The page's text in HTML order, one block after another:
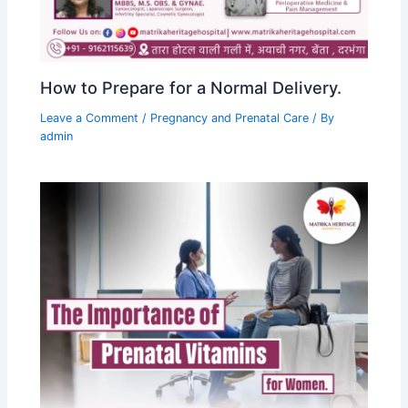
How to Prepare for a Normal Delivery.
Leave a Comment / Pregnancy and Prenatal Care / By
admin